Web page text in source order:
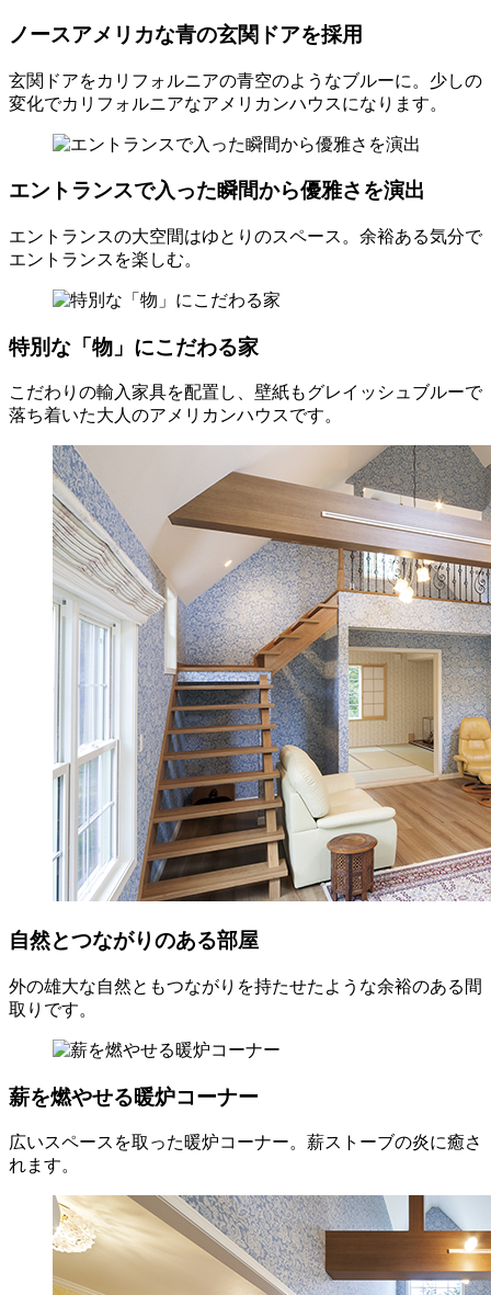
ノースアメリカな青の玄関ドアを採用
玄関ドアをカリフォルニアの青空のようなブルーに。少しの
変化でカリフォルニアなアメリカンハウスになります。
エントランスで入った瞬間から優雅さを演出
エントランスの大空間はゆとりのスペース。余裕ある気分で
エントランスを楽しむ。
特別な「物」にこだわる家
こだわりの輸入家具を配置し、壁紙もグレイッシュブルーで
落ち着いた大人のアメリカンハウスです。
自然とつながりのある部屋
外の雄大な自然ともつながりを持たせたような余裕のある間
取りです。
薪を燃やせる暖炉コーナー
広いスペースを取った暖炉コーナー。薪ストーブの炎に癒さ
れます。